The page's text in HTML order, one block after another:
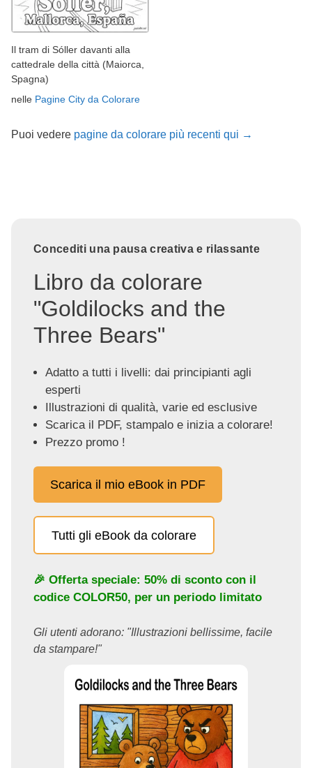
Il tram di Sóller davanti alla
cattedrale della città (Maiorca,
Spagna)
nelle Pagine City da Colorare
Puoi vedere pagine da colorare più recenti qui →
Concediti una pausa creativa e rilassante
Libro da colorare
"Goldilocks and the
Three Bears"
Adatto a tutti i livelli: dai principianti agli
esperti
Illustrazioni di qualità, varie ed esclusive
Scarica il PDF, stampalo e inizia a colorare!
Prezzo promo !
Scarica il mio eBook in PDF
Tutti gli eBook da colorare
🎉 Offerta speciale: 50% di sconto con il
codice COLOR50, per un periodo limitato
Gli utenti adorano: "Illustrazioni bellissime, facile
da stampare!"